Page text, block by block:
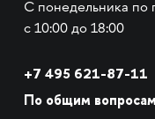
С понедельника по
с 10:00 до 18:00
+7 495 621-87-11
По общим вопросам